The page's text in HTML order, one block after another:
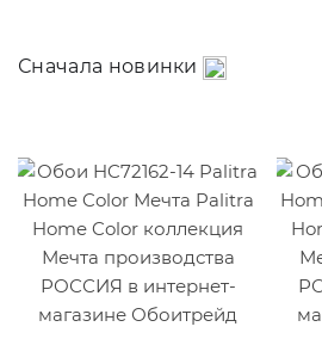
Сначала новинки